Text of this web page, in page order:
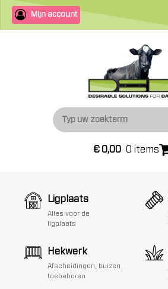
Mijn account
€0,00 0 items
Ligplaats
Alles voor de
ligplaats
Hekwerk
Afscheidingen, buizen
toebehoren